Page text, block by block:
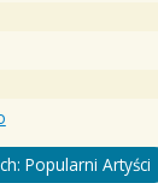
Popularni Artyści